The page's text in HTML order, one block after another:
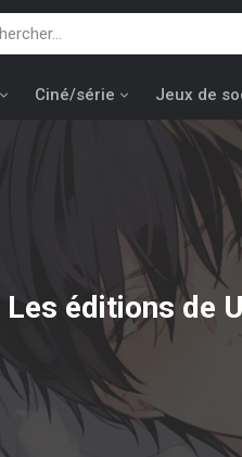
Ciné/série Jeux de
Les éditions de